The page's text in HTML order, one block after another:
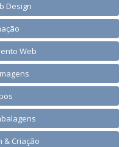
Design
Web
& Criação